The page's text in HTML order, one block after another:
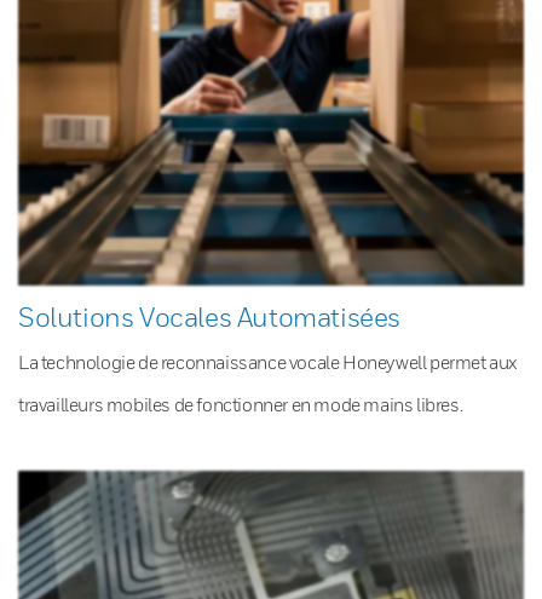
Solutions Vocales Automatisées
La technologie de reconnaissance vocale Honeywell permet aux
travailleurs mobiles de fonctionner en mode mains libres.